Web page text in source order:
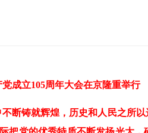
成立105周年大会在京隆重举行
断铸就辉煌，历史和人民之所